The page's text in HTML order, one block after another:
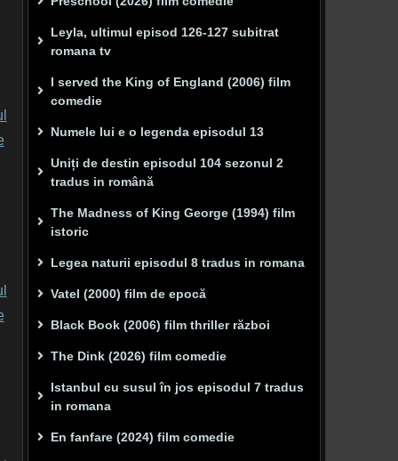
Leyla, ultimul episod 126-127 subitrat
romana tv
I served the King of England (2006) film
comedie
Numele lui e o legenda episodul 13
Uniți de destin episodul 104 sezonul 2
tradus in română
The Madness of King George (1994) film
istoric
Legea naturii episodul 8 tradus in romana
Vatel (2000) film de epocă
Black Book (2006) film thriller război
The Dink (2026) film comedie
Istanbul cu susul în jos episodul 7 tradus
in romana
En fanfare (2024) film comedie